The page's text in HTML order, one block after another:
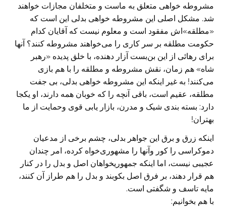
مشروطه خواهی متعلق به ماست و متخلفان مجازات خواهند
شد. مشکل اصلی این مشروطه خواهی بدلی این است که
«مطلقه»‌اش مفقود است و معلوم نیست که آقایان کدام
حکومت مطلقه بر سر کاری را می‌خواهند مشروطه کنند؟ آنها
برای رهائی از این بن‌بست آزار دهنده، با خلق پدیده «رهبر
شاه» هم زمان، نقش مشروطه و مطلقه را با هم بازی
می‌کنند! به غیر اینکه این مشروطه خواهی بدلی، بی جفت
مطلقه، عقیم است، باقی آنچه را که خوبان همه دارند، او یکجا
دارد: بسته بندی شیک و مدرن، بازار یابی قوی وحمایت از ما
بهتران!
اینکه زرق و برق این جواهر بدلی، چشم برخی از مدعیان
دموکراسی را کور وآنها را مشهوری‌خواه کرده، امر چندان
عجیبی نیست، اما اینکه جمهوریخواهان اصل و بدل را در کنار
هم قرار دهند، بر فرق اصل بکوبند و بدل را هم طراز آن کنند،
مایه تاسف و شگفتی است.
با هم بخوانیم: